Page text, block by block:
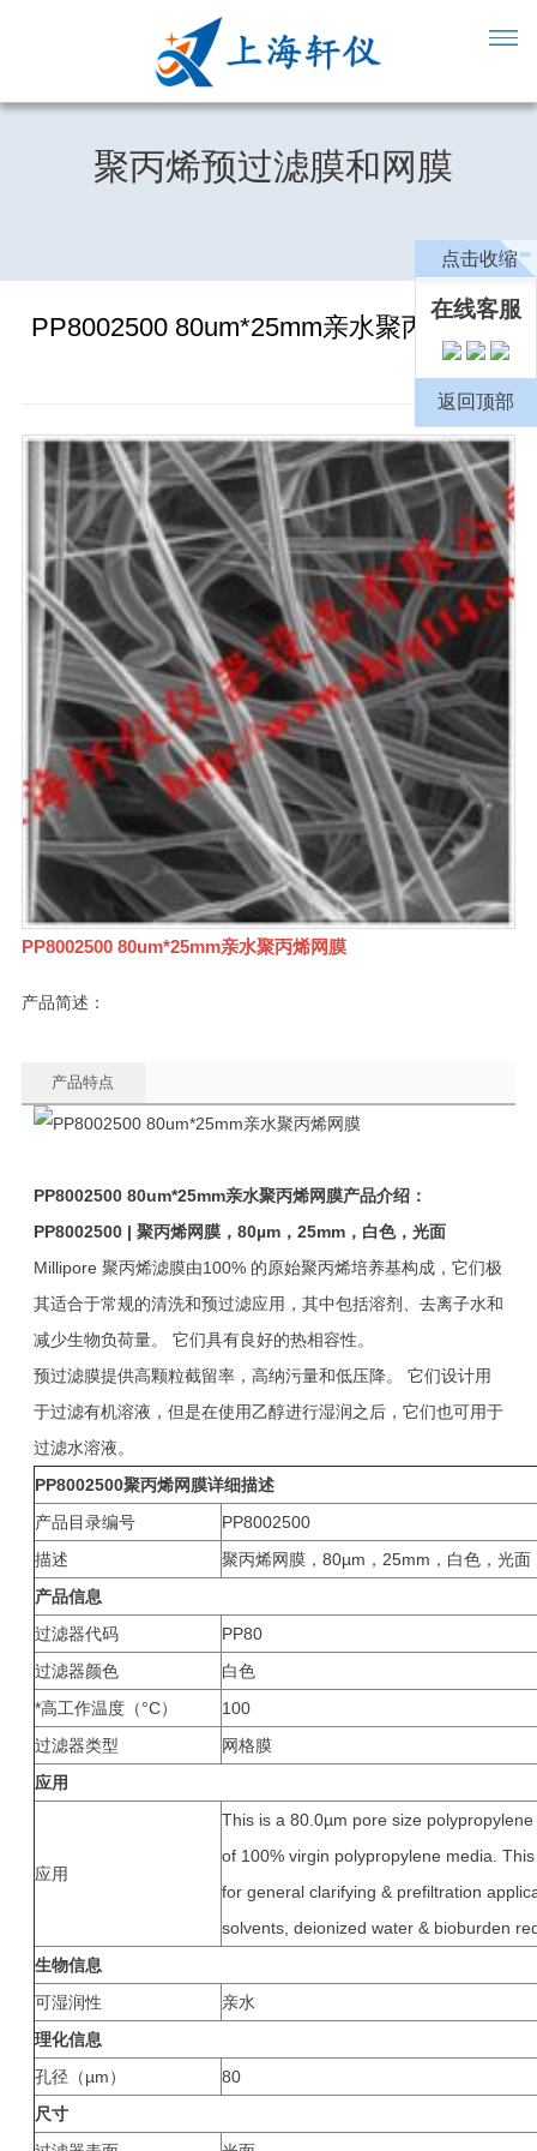
聚丙烯预过滤膜和网膜
PP8002500 80um*25mm亲水聚丙烯网膜
PP8002500 80um*25mm亲水聚丙烯网膜
产品简述：
产品特点
PP8002500 80um*25mm亲水聚丙烯网膜产品介绍：
PP8002500 | 聚丙烯网膜，80µm，25mm，白色，光面
Millipore 聚丙烯滤膜由100% 的原始聚丙烯培养基构成，它们极
其适合于常规的清洗和预过滤应用，其中包括溶剂、去离子水和
减少生物负荷量。 它们具有良好的热相容性。
预过滤膜提供高颗粒截留率，高纳污量和低压降。 它们设计用
于过滤有机溶液，但是在使用乙醇进行湿润之后，它们也可用于
过滤水溶液。
PP8002500聚丙烯网膜详细描述
产品目录编号
PP8002500
描述
聚丙烯网膜，80µm，25mm，白色，光面
产品信息
过滤器代码
PP80
过滤器颜色
白色
*高工作温度（°C）
100
过滤器类型
网格膜
应用
应用
This is a 80.0µm pore size
of 100% virgin polypropylene media.
for general clarifying & prefiltration
solvents, deionized water & bioburden
生物信息
可湿润性
亲水
理化信息
孔径（µm）
80
尺寸
点击收缩
在线客服
返回顶部